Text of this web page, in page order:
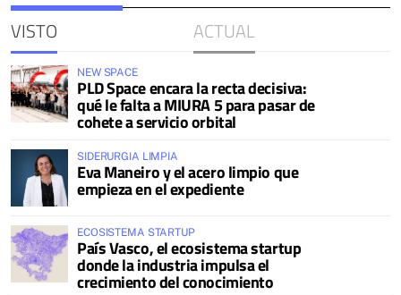
VISTO ACTUAL
NEW SPACE
PLD Space encara la recta decisiva:
qué le falta a MIURA 5 para pasar de
cohete a servicio orbital
SIDERURGIA LIMPIA
Eva Maneiro y el acero limpio que
empieza en el expediente
ECOSISTEMA STARTUP
País Vasco, el ecosistema startup
donde la industria impulsa el
crecimiento del conocimiento